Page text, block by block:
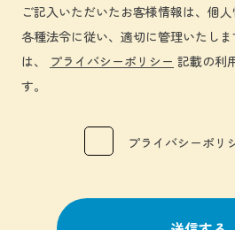
ご記入いただいたお客様情報は、個
各種法令に従い、適切に管理いたし
は、 プライバシーポリシー 記載の利
す。
プライバシーポリ